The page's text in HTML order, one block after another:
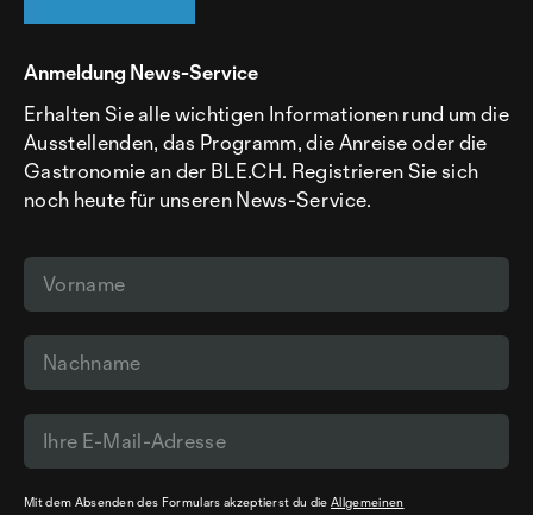
Anmeldung News-Service
Erhalten Sie alle wichtigen Informationen rund um die
Ausstellenden, das Programm, die Anreise oder die
Gastronomie an der BLE.CH. Registrieren Sie sich
noch heute für unseren News-Service.
Mit dem Absenden des Formulars akzeptierst du dieAllgemeinen